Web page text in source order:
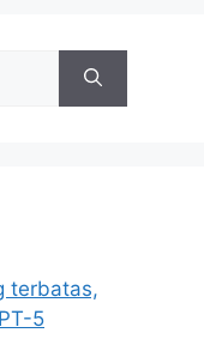
terbatas,
5